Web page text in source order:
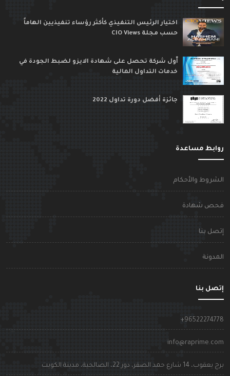
اختيار الرئيس التنفيذي كأكثر رؤساء تنفيذيين الهاماً
حسب مجلة CIO Views
ٱول شركة تحصل على شهادة الايزو لضبط الجودة في
خدمات التداول المالية
جائزة أفضل دورة تداول 2022
روابط مساعدة
الشروط والأحكام
فحص شهادة
إتصل بنا
المدونة
إتصل بنا
+96522274778
info@raprime.com
برج يعقوب، 14 شارع حمد الصقر، دور 22، الصالحية، مدينة الكويت